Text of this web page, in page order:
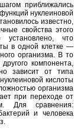
приближались
нуклеиновой
известно,
свойства этого
что
в одной клетке —
организма. В то
компо­нента,
зависит от типа
кислоты
организма
при переходе от
Для сравнения:
и че­ловека